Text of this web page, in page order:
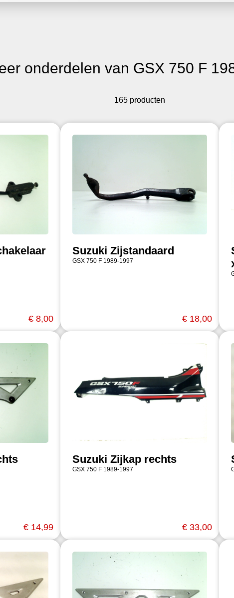
onderdelen van GSX 750 F
165 producten
€ 8,00
Suzuki Zijstandaard
GSX 750 F 1989-1997
€ 18,00
€ 14,99
Suzuki Zijkap rechts
GSX 750 F 1989-1997
€ 33,00